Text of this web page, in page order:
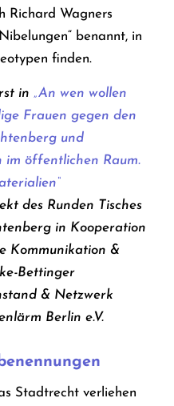
Richard Wagners
benannt, in
finden.
in „An wen wollen
Frauen gegen den
und
öffentlichen Raum.
des Runden Tisches
in Kooperation
Kommunikation &
Bettinger
& Netzwerk
Berlin e.V.
Stadtrecht verliehen